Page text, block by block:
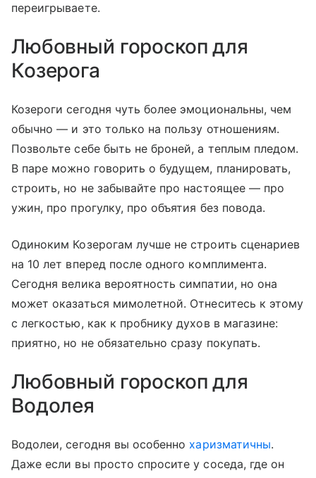
переигрываете.
Любовный гороскоп для
Козерога
Козероги сегодня чуть более эмоциональны, чем
обычно — и это только на пользу отношениям.
Позвольте себе быть не броней, а теплым пледом.
В паре можно говорить о будущем, планировать,
строить, но не забывайте про настоящее — про
ужин, про прогулку, про объятия без повода.
Одиноким Козерогам лучше не строить сценариев
на 10 лет вперед после одного комплимента.
Сегодня велика вероятность симпатии, но она
может оказаться мимолетной. Отнеситесь к этому
с легкостью, как к пробнику духов в магазине:
приятно, но не обязательно сразу покупать.
Любовный гороскоп для
Водолея
Водолеи, сегодня вы особенно харизматичны.
Даже если вы просто спросите у соседа, где он